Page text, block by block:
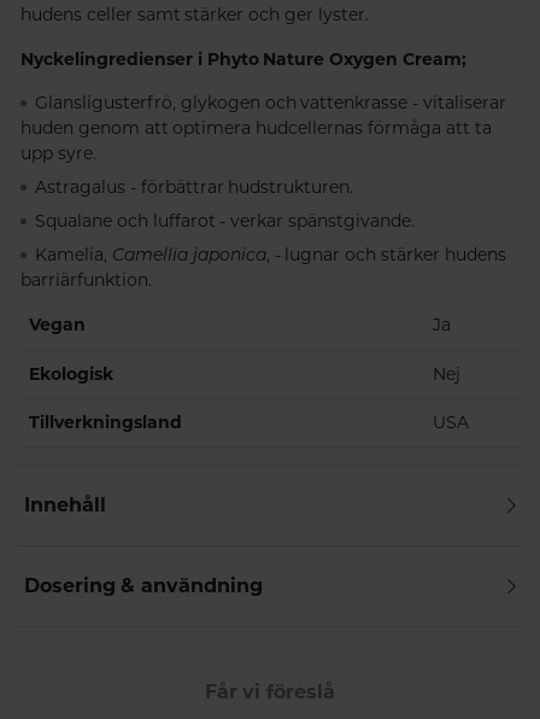
hudens celler samt stärker och ger lyster.
Nyckelingredienser i Phyto Nature Oxygen Cream;
Glansligusterfrö, glykogen och vattenkrasse - vitaliserar
huden genom att optimera hudcellernas förmåga att ta
upp syre.
Astragalus - förbättrar hudstrukturen.
Squalane och luffarot - verkar spänstgivande.
Kamelia, Camellia japonica, - lugnar och stärker hudens
barriärfunktion.
Vegan Ja
Ekologisk Nej
Tillverkningsland USA
Innehåll
Dosering & användning
Får vi föreslå